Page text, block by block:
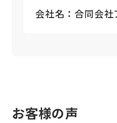
会社名： 合同会社
お客様の声